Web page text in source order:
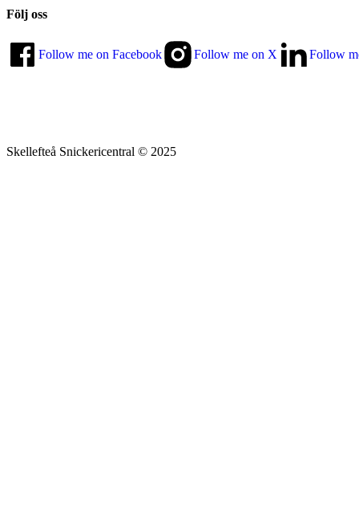
Följ oss
Follow me on Facebook Follow me on X Follow
Skellefteå Snickericentral © 2025